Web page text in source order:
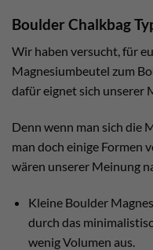
Boulder Chalkbag
Wir haben versucht, für
Magnesiumbeutel zum
dafür eignet sich unserer
Denn wenn man sich die
man doch einige Formen
wären unserer Meinung
Kleine Boulder
durch das
wenig Volumen aus.